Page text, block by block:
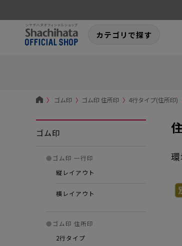
カテゴリで探す
〉 ゴム印 〉 ゴム印 住所印 〉 4行タイプ(住所印)
ゴム印
●ゴム印 一行印
縦レイアウト
横レイアウト
●ゴム印 住所印
2行タイプ